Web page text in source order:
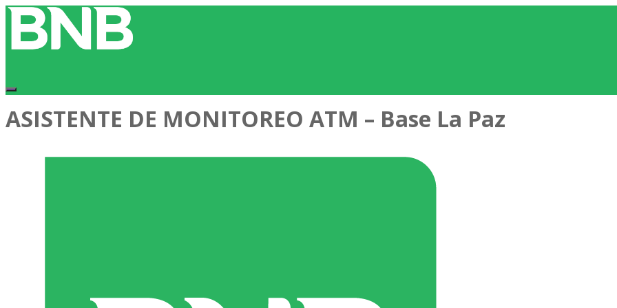
ASISTENTE DE MONITOREO ATM – Base La Paz